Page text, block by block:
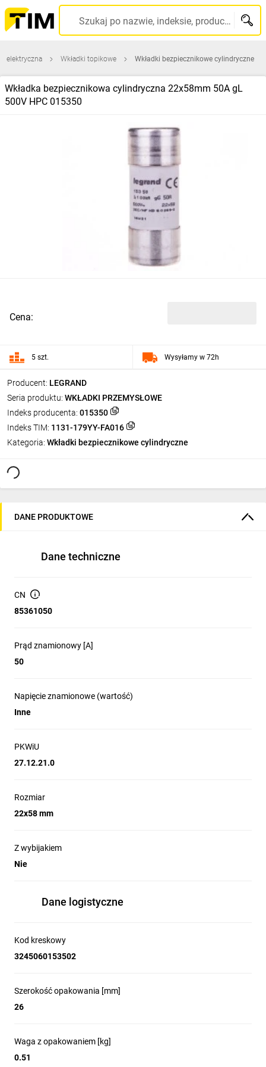
Szukaj po nazwie, indeksie, producencie, kodzie kreskowym...
elektryczna Wkładki topikowe Wkładki bezpiecznikowe cylindryczne
Wkładka bezpiecznikowa cylindryczna 22x58mm 50A gL
500V HPC 015350
Producent: LEGRAND
Seria produktu: WKŁADKI PRZEMYSŁOWE
Indeks producenta: 015350
Indeks TIM: 1131-179YY-FA016
Kategoria: Wkładki bezpiecznikowe cylindryczne
Cena:
5 szt. Wysyłamy w 72h
DANE PRODUKTOWE
Dane techniczne
CN
85361050
Prąd znamionowy [A]
50
Napięcie znamionowe (wartość)
Inne
PKWiU
27.12.21.0
Rozmiar
22x58 mm
Z wybijakiem
Nie
Dane logistyczne
Kod kreskowy
3245060153502
Szerokość opakowania [mm]
26
Waga z opakowaniem [kg]
0.51